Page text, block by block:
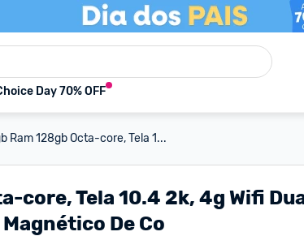
Day 70% OFF
Ram 128gb Octa-core, Tela 1...
core, Tela 10.4 2k, 4g Wifi
De Co